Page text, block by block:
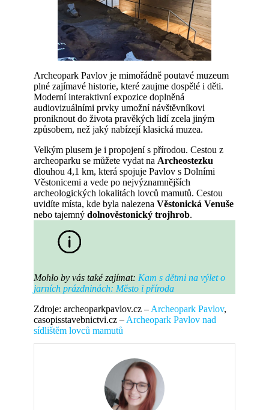
Archeopark Pavlov je mimořádně poutavé muzeum
plné zajímavé historie, které zaujme dospělé i děti.
Moderní interaktivní expozice doplněná
audiovizuálními prvky umožní návštěvníkovi
proniknout do života pravěkých lidí zcela jiným
způsobem, než jaký nabízejí klasická muzea.
Velkým plusem je i propojení s přírodou. Cestou z
archeoparku se můžete vydat na Archeostezku
dlouhou 4,1 km, která spojuje Pavlov s Dolními
Věstonicemi a vede po nejvýznamnějších
archeologických lokalitách lovců mamutů. Cestou
uvidíte místa, kde byla nalezena Věstonická Venuše
nebo tajemný dolnověstonický trojhrob.
Mohlo by vás také zajímat: Kam s dětmi na výlet o
jarních prázdninách: Město i příroda
Zdroje: archeoparkpavlov.cz – Archeopark Pavlov,
casopisstavebnictvi.cz – Archeopark Pavlov nad
sídlištěm lovců mamutů